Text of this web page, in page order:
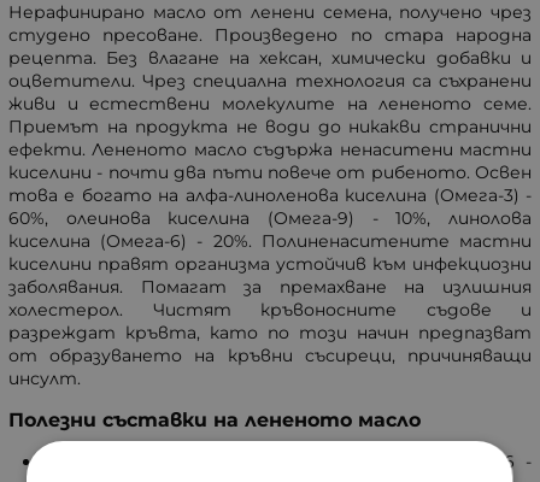
Нерафинирано масло от ленени семена, получено чрез
студено пресоване. Произведено по стара народна
рецепта. Без влагане на хексан, химически добавки и
оцветители. Чрез специална технология са съхранени
живи и естествени молекулите на лененото семе.
Приемът на продукта не води до никакви странични
ефекти. Лененото масло съдържа ненаситени мастни
киселини - почти два пъти повече от рибеното. Освен
това е богато на алфа-линоленова киселина (Омега-3) -
60%, олеинова киселина (Омега-9) - 10%, линолова
киселина (Омега-6) - 20%. Полиненаситените мастни
киселини правят организма устойчив към инфекциозни
заболявания. Помагат за премахване на излишния
холестерол. Чистят кръвоносните съдове и
разреждат кръвта, като по този начин предпазват
от образуването на кръвни съсиреци, причиняващи
инсулт.
Полезни съставки на лененото масло
Омега мастни киселини: Омега-3 - 60%, Омега-6 -